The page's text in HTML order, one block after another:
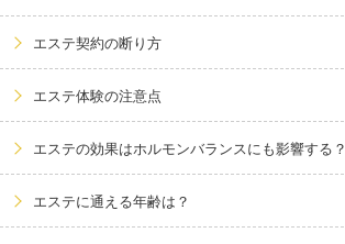
エステ契約の断り方
エステ体験の注意点
エステの効果はホルモンバランスにも影響する？
エステに通える年齢は？